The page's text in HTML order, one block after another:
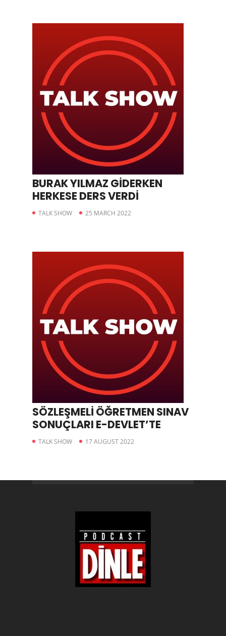
BURAK YILMAZ GİDERKEN
HERKESE DERS VERDİ
TALK SHOW 25 MARCH 2022
SÖZLEŞMELİ ÖĞRETMEN SINAV
SONUÇLARI E-DEVLET’TE
TALK SHOW 17 AUGUST 2022